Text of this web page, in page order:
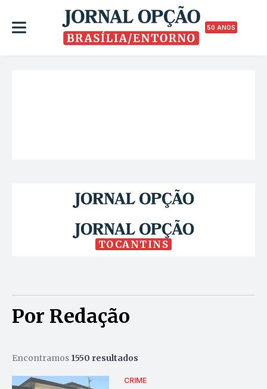
50 ANOS
TOCANTINS
Por Redação
Encontramos 1550 resultados
CRIME